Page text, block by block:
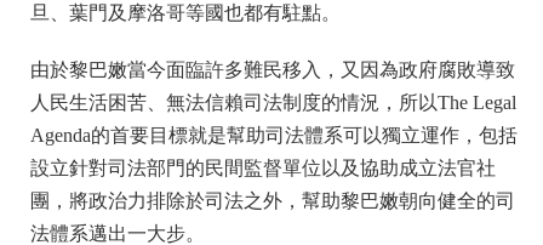
旦、葉門及摩洛哥等國也都有駐點。
由於黎巴嫩當今面臨許多難民移入，又因為政府腐敗導致
人民生活困苦、無法信賴司法制度的情況，所以The Legal
Agenda的首要目標就是幫助司法體系可以獨立運作，包括
設立針對司法部門的民間監督單位以及協助成立法官社
團，將政治力排除於司法之外，幫助黎巴嫩朝向健全的司
法體系邁出一大步。